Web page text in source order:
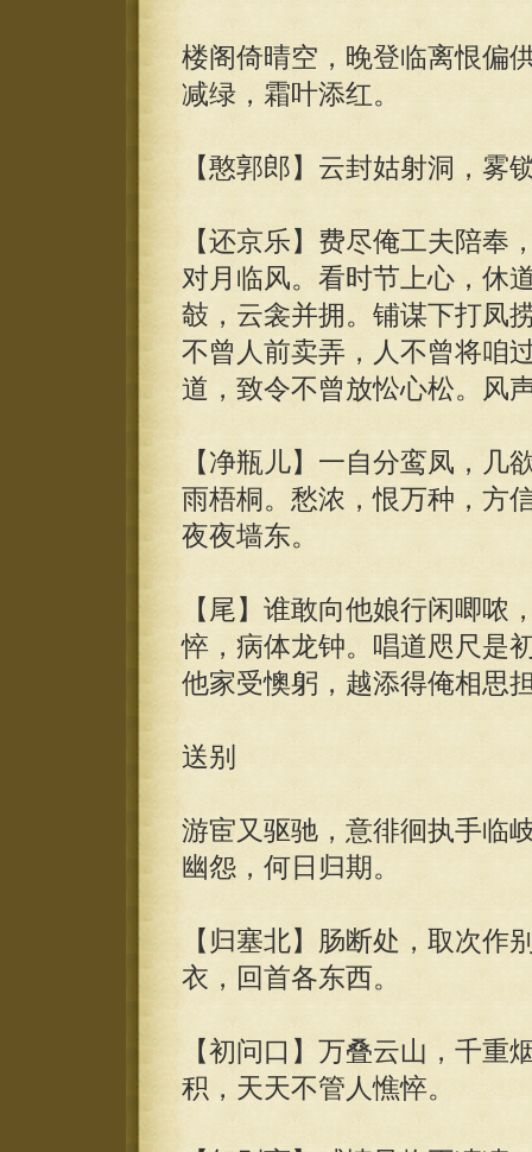
楼阁倚晴空，晚登临离恨偏
减绿，霜叶添红。
【憨郭郎】云封姑射洞，雾
【还京乐】费尽俺工夫陪奉
对月临风。看时节上心，休
攲，云衾并拥。铺谋下打凤
不曾人前卖弄，人不曾将咱
道，致令不曾放忪心松。风
【净瓶儿】一自分鸾凤，几
雨梧桐。愁浓，恨万种，方
夜夜墙东。
【尾】谁敢向他娘行闲唧哝
悴，病体龙钟。唱道咫尺是
他家受懊躬，越添得俺相思
送别
游宦又驱驰，意徘徊执手临
幽怨，何日归期。
【归塞北】肠断处，取次作
衣，回首各东西。
【初问口】万叠云山，千重
积，天天不管人憔悴。